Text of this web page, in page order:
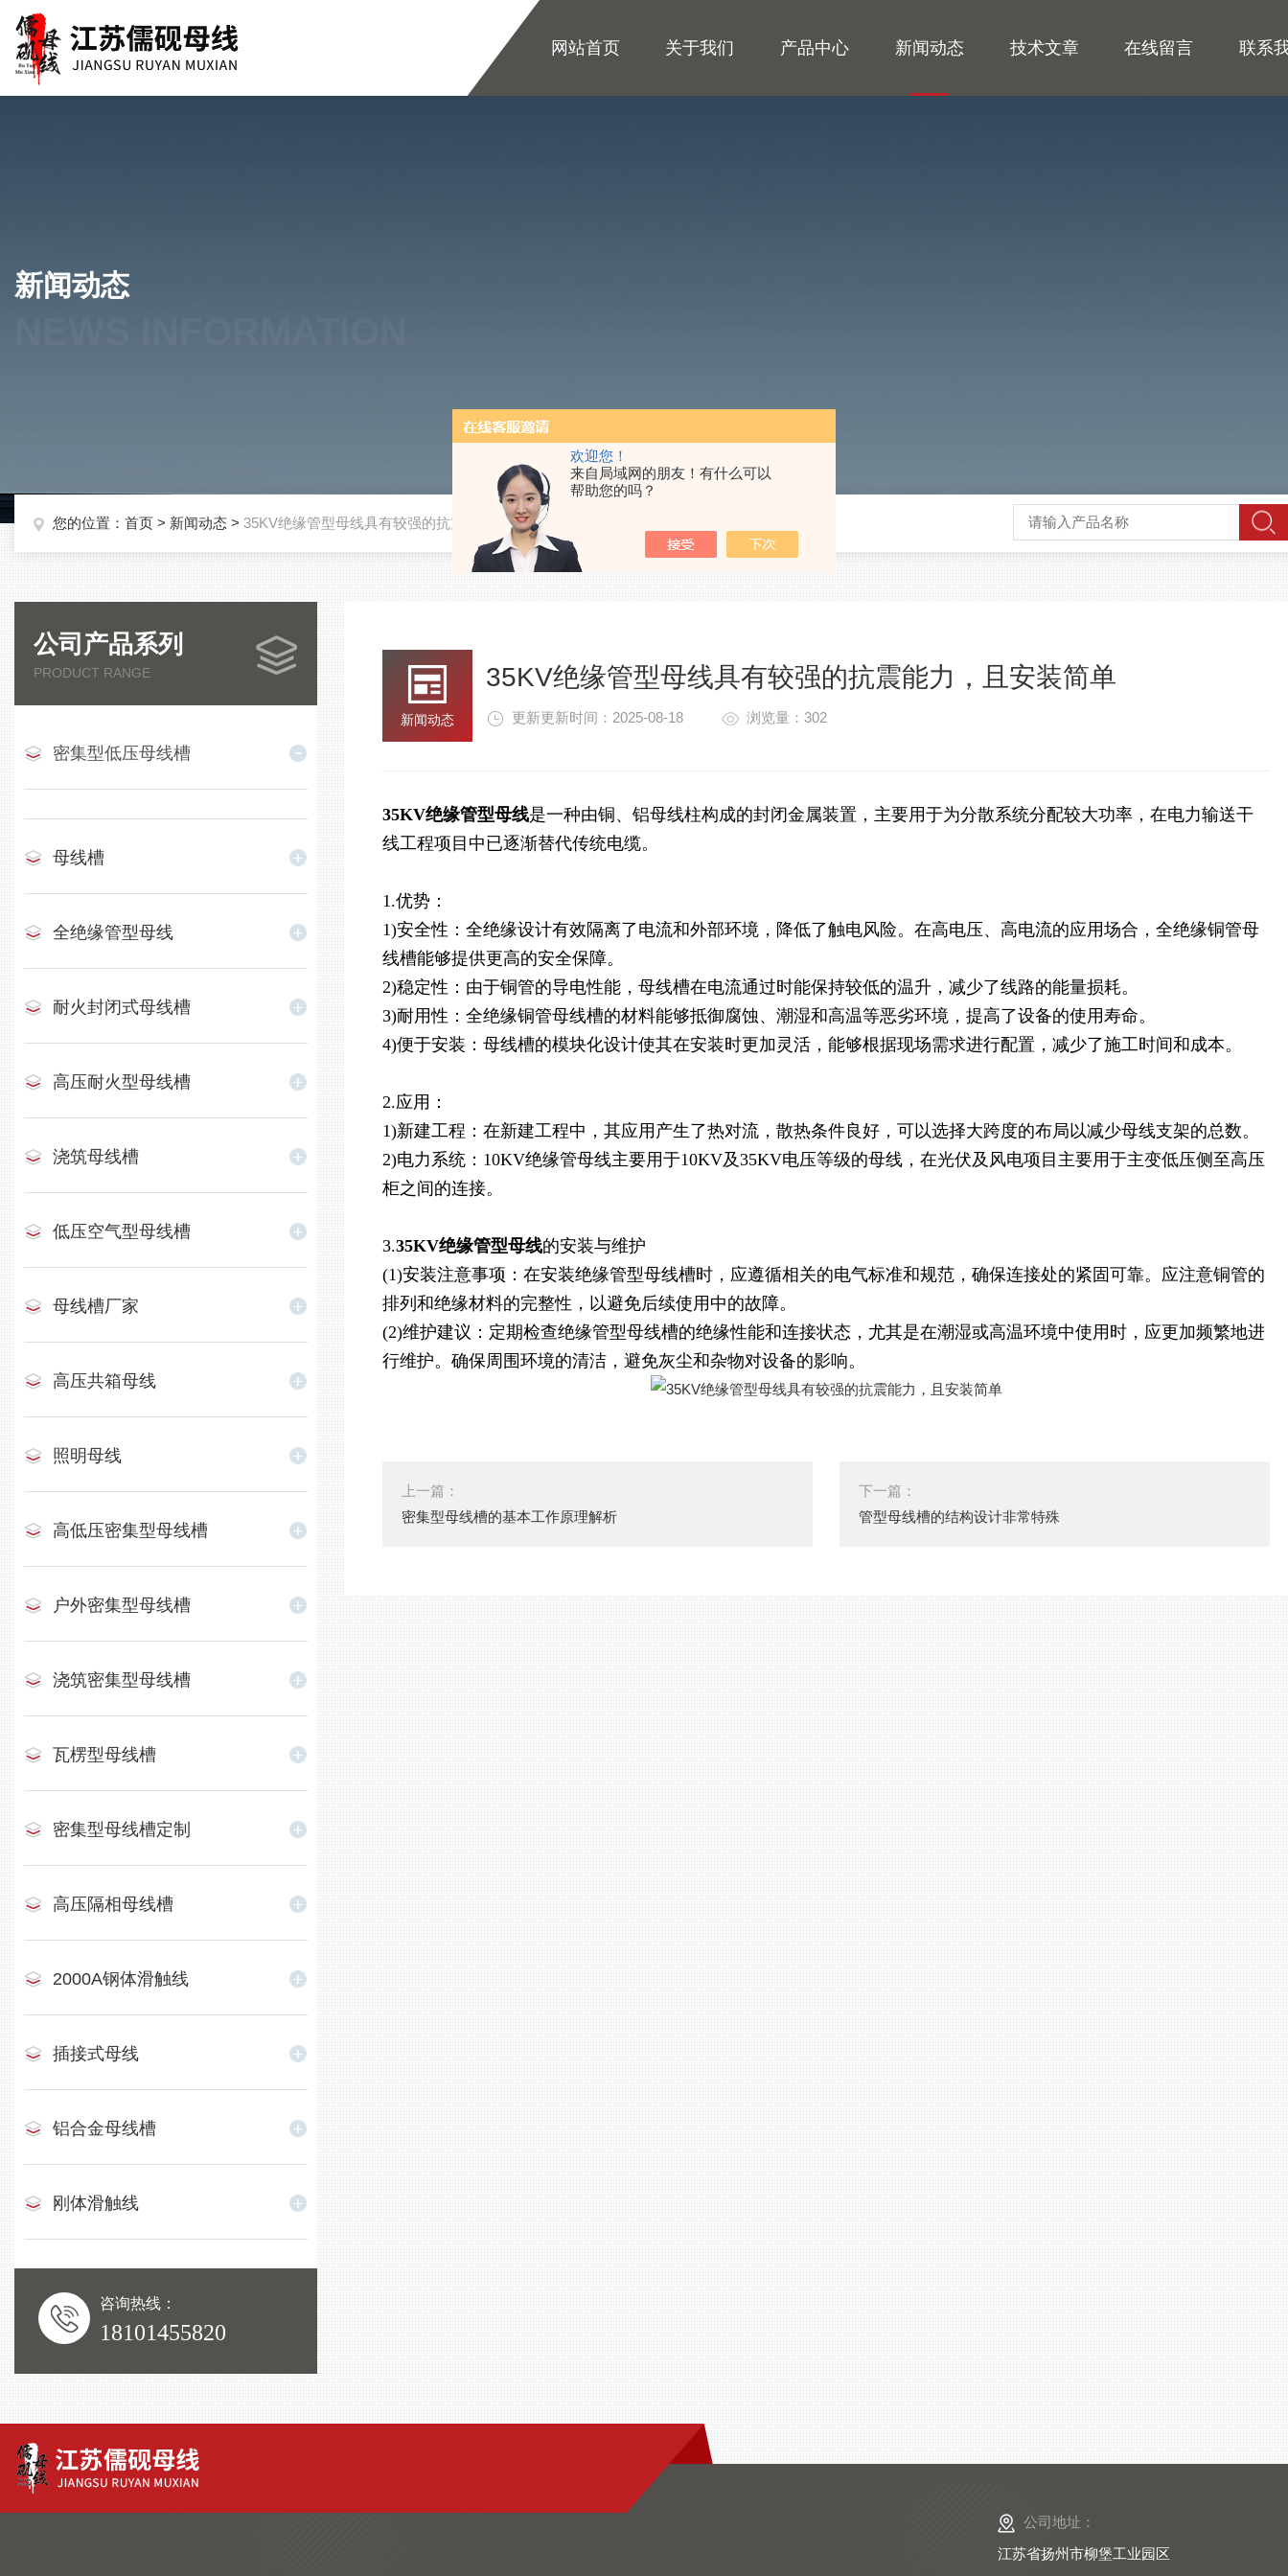
欢迎您！
来自局域网的朋友！有什么可以
帮助您的吗？
网站首页 关于我们 产品中心 新闻动态 技术文章 在线留言 联系
新闻动态
您的位置： 首页 > 新闻动态 > 35KV绝缘管型母线具有较强的抗震能力，且安装简单
公司产品系列
PRODUCT RANGE
密集型低压母线槽
母线槽
全绝缘管型母线
耐火封闭式母线槽
高压耐火型母线槽
浇筑母线槽
低压空气型母线槽
母线槽厂家
高压共箱母线
照明母线
高低压密集型母线槽
户外密集型母线槽
浇筑密集型母线槽
瓦楞型母线槽
密集型母线槽定制
高压隔相母线槽
2000A钢体滑触线
插接式母线
铝合金母线槽
刚体滑触线
咨询热线：
18101455820
新闻动态
35KV绝缘管型母线具有较强的抗震能力，且安装简单
更新更新时间：2025-08-18 浏览量：302
35KV绝缘管型母线是一种由铜、铝母线柱构成的封闭金属装置，主要用于为分散系统分配较大功率，在电力输送干
线工程项目中已逐渐替代传统电缆。 ‌
1.优势：
1)安全性：全绝缘设计有效隔离了电流和外部环境，降低了触电风险。在高电压、高电流的应用场合，全绝缘铜管母
线槽能够提供更高的安全保障。
2)稳定性：由于铜管的导电性能，母线槽在电流通过时能保持较低的温升，减少了线路的能量损耗。
3)耐用性：全绝缘铜管母线槽的材料能够抵御腐蚀、潮湿和高温等恶劣环境，提高了设备的使用寿命。
4)便于安装：母线槽的模块化设计使其在安装时更加灵活，能够根据现场需求进行配置，减少了施工时间和成本。
2.应用：
1)新建工程：在新建工程中，其应用产生了热对流，散热条件良好，可以选择大跨度的布局以减少母线支架的总数。
2)电力系统：10KV绝缘管母线主要用于10KV及35KV电压等级的母线，在光伏及风电项目主要用于主变低压侧至高压
柜之间的连接。
3.35KV绝缘管型母线的安装与维护
(1)安装注意事项：在安装绝缘管型母线槽时，应遵循相关的电气标准和规范，确保连接处的紧固可靠。应注意铜管的
排列和绝缘材料的完整性，以避免后续使用中的故障。
(2)维护建议：定期检查绝缘管型母线槽的绝缘性能和连接状态，尤其是在潮湿或高温环境中使用时，应更加频繁地进
行维护。确保周围环境的清洁，避免灰尘和杂物对设备的影响。
上一篇：
密集型母线槽的基本工作原理解析
下一篇：
管型母线槽的结构设计非常特殊
公司地址：
江苏省扬州市柳堡工业园区